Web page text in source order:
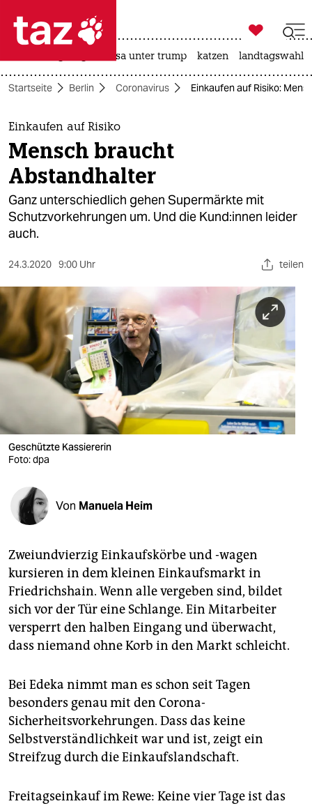
 taz zahl ich
taz zahl ich
themen
politik
öko
gesellschaft
sport
berlin
nord
wahrheit
verlag
veranstaltungen
shop
fragen & hilfe
unterstützen
abo
genossenschaft
epaper login

taz zahl ich
usa unter trump katzen landtagswahl
Startseite Berlin Coronavirus Einkaufen auf Risiko:
Einkaufen auf Risiko
Mensch braucht
Abstandhalter
Ganz unterschiedlich gehen Supermärkte mit
Schutzvorkehrungen um. Und die Kund:innen leider
auch.
24.3.2020 9:00 Uhr teilen
Geschützte Kassiererin
Foto: dpa
Von Manuela Heim
Zweiundvierzig Einkaufskörbe und -wagen
kursieren in dem kleinen Einkaufsmarkt in
Friedrichshain. Wenn alle vergeben sind, bildet
sich vor der Tür eine Schlange. Ein Mitarbeiter
versperrt den halben Eingang und überwacht,
dass niemand ohne Korb in den Markt schleicht.
Bei Edeka nimmt man es schon seit Tagen
besonders genau mit den Corona-
Sicherheitsvorkehrungen. Dass das keine
Selbstverständlichkeit war und ist, zeigt ein
Streifzug durch die Einkaufslandschaft.
Freitagseinkauf im Rewe: Keine vier Tage ist das